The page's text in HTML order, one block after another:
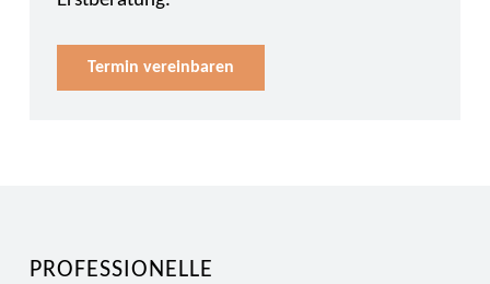
Termin vereinbaren
PROFESSIONELLE